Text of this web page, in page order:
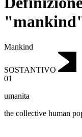
Mankind
SOSTANTIVO
01
umanita
the collective human